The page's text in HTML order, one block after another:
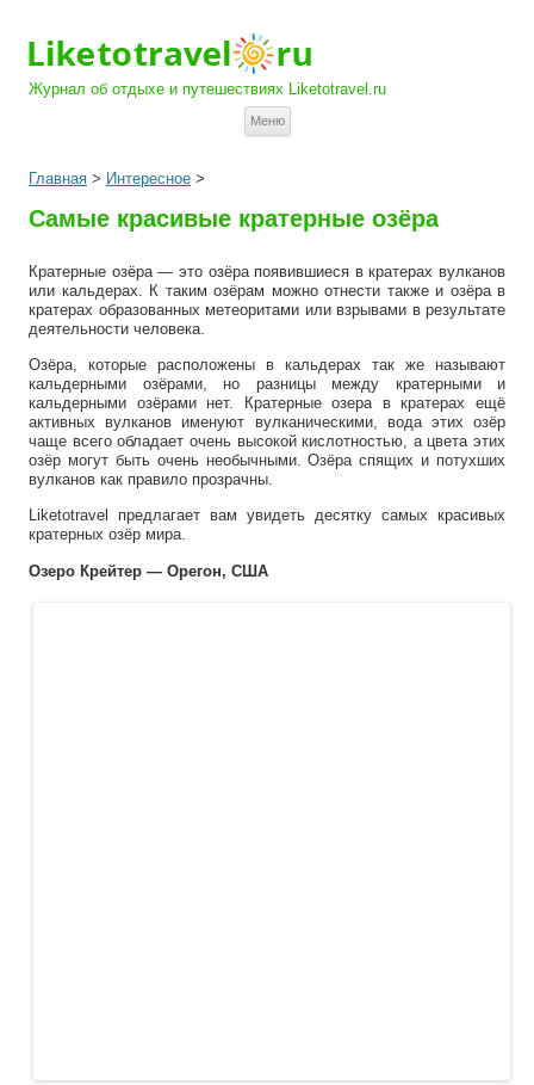
Журнал об отдыхе и путешествиях Liketotravel.ru
Меню
Главная > Интересное >
Самые красивые кратерные озёра
Кратерные озёра — это озёра появившиеся в кратерах вулканов
или кальдерах. К таким озёрам можно отнести также и озёра в
кратерах образованных метеоритами или взрывами в результате
деятельности человека.
Озёра, которые расположены в кальдерах так же называют
кальдерными озёрами, но разницы между кратерными и
кальдерными озёрами нет. Кратерные озера в кратерах ещё
активных вулканов именуют вулканическими, вода этих озёр
чаще всего обладает очень высокой кислотностью, а цвета этих
озёр могут быть очень необычными. Озёра спящих и потухших
вулканов как правило прозрачны.
Liketotravel предлагает вам увидеть десятку самых красивых
кратерных озёр мира.
Озеро Крейтер — Орегон, США